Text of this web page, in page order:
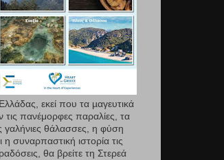
εκεί που τα µαγευτικά
τις πανέμορφες παραλίες, τα
γαλήνιες θάλασσες, η φύση
η συναρπαστική ιστορία τις
θα βρείτε τη Στερεά